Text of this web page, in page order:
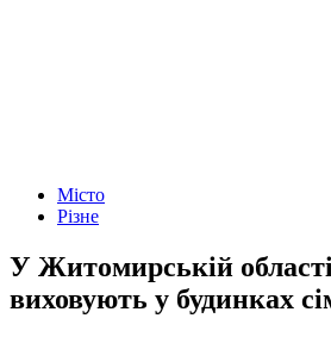
Місто
Різне
У Житомирській
виховують у будинках